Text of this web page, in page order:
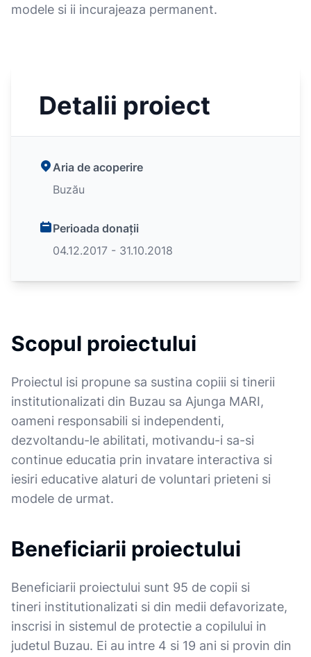
modele si ii incurajeaza permanent.
Detalii proiect
Aria de acoperire
Buzău
Perioada donații
04.12.2017 - 31.10.2018
Scopul proiectului
Proiectul isi propune sa sustina copiii si tinerii
institutionalizati din Buzau sa Ajunga MARI,
oameni responsabili si independenti,
dezvoltandu-le abilitati, motivandu-i sa-si
continue educatia prin invatare interactiva si
iesiri educative alaturi de voluntari prieteni si
modele de urmat.
Beneficiarii proiectului
Beneficiarii proiectului sunt 95 de copii si
tineri institutionalizati si din medii defavorizate,
inscrisi in sistemul de protectie a copilului in
judetul Buzau. Ei au intre 4 si 19 ani si provin din